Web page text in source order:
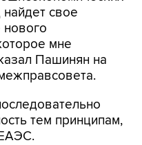
свое
мне
Пашинян на
тем принципам,